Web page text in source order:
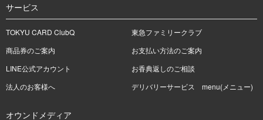
サービス
TOKYU CARD ClubQ
東急ファミリークラブ
商品券のご案内
お支払い方法のご案内
LINE公式アカウント
お香典返しのご相談
法人のお客様へ
デリバリーサービス menu(メニュー)
オウンドメディア